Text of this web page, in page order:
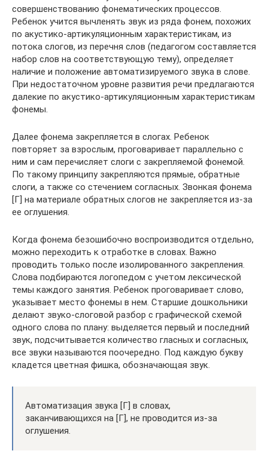
совершенствованию фонематических процессов.
Ребенок учится вычленять звук из ряда фонем, похожих
по акустико-артикуляционным характеристикам, из
потока слогов, из перечня слов (педагогом составляется
набор слов на соответствующую тему), определяет
наличие и положение автоматизируемого звука в слове.
При недостаточном уровне развития речи предлагаются
далекие по акустико-артикуляционным характеристикам
фонемы.
Далее фонема закрепляется в слогах. Ребенок
повторяет за взрослым, проговаривает параллельно с
ним и сам перечисляет слоги с закрепляемой фонемой.
По такому принципу закрепляются прямые, обратные
слоги, а также со стечением согласных. Звонкая фонема
[Г] на материале обратных слогов не закрепляется из-за
ее оглушения.
Когда фонема безошибочно воспроизводится отдельно,
можно переходить к отработке в словах. Важно
проводить только после изолированного закрепления.
Слова подбираются логопедом с учетом лексической
темы каждого занятия. Ребенок проговаривает слово,
указывает место фонемы в нем. Старшие дошкольники
делают звуко-слоговой разбор с графической схемой
одного слова по плану: выделяется первый и последний
звук, подсчитывается количество гласных и согласных,
все звуки называются поочередно. Под каждую букву
кладется цветная фишка, обозначающая звук.
Автоматизация звука [Г] в словах,
заканчивающихся на [Г], не проводится из-за
оглушения.